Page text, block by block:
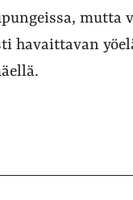
mutta
havaittavan